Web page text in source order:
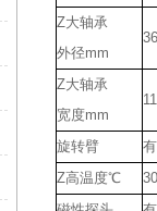
Z大轴承
外径mm
Z大轴承
宽度mm
旋转臂
有
Z高温度℃